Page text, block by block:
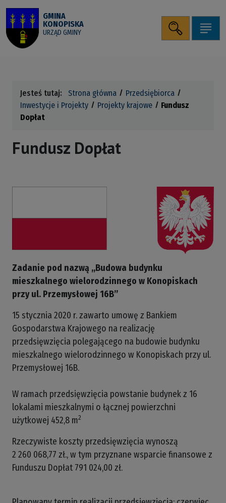
Przejdź do menu
Przejdź do treści
Mapa serwisu
Uruchomienie panelu
WCAGALT + 3
Przejdź do wyszukiwarki
ALT + 4
GMINA
KONOPISKA
URZĄD GMINY
Szukaj
Jesteś tutaj: Strona główna
Przedsiębiorca
Inwestycje i Projekty
Projekty krajowe
Fundusz
Dopłat
Fundusz Dopłat
Zadanie pod nazwą „Budowa budynku
mieszkalnego wielorodzinnego w Konopiskach
przy ul. Przemysłowej 16B”
15 stycznia 2020 r. zawarto umowę z Bankiem
Gospodarstwa Krajowego na realizację
przedsięwzięcia polegającego na budowie budynku
mieszkalnego wielorodzinnego w Konopiskach przy ul.
Przemysłowej 16B.
W ramach przedsięwzięcia powstanie budynek z 16
lokalami mieszkalnymi o łącznej powierzchni
użytkowej 452,8 m2
Rzeczywiste koszty przedsięwzięcia wynoszą
2 260 068,77 zł., w tym przyznane wsparcie finansowe z
Funduszu Dopłat 791 024,00 zł.